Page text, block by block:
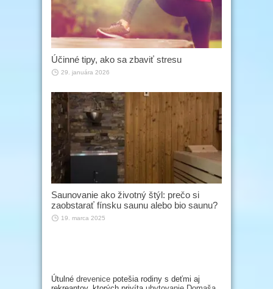
Účinné tipy, ako sa zbaviť stresu
29. januára 2026
Saunovanie ako životný štýl: prečo si
zaobstarať fínsku saunu alebo bio saunu?
19. marca 2025
Útulné drevenice potešia rodiny s deťmi aj